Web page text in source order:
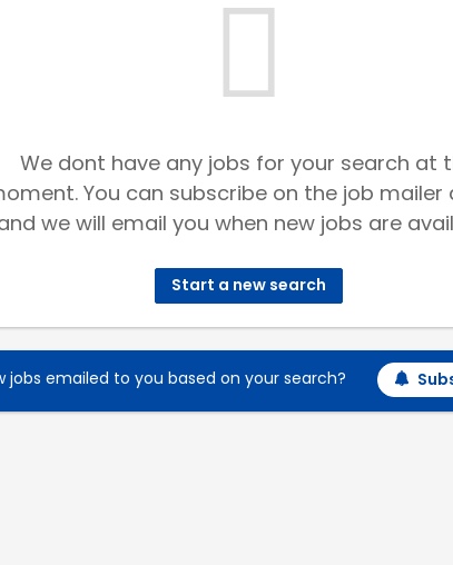
We dont have any jobs for your search at
You can subscribe on the job mailer
we will email you when new jobs are
Start a new search
jobs emailed to you based on your search?